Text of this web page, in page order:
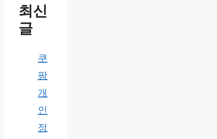
최신
글
쿠
팡
개
인
정